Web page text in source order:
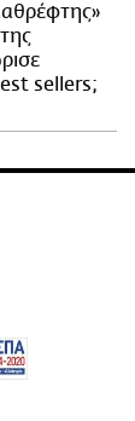
sellers;